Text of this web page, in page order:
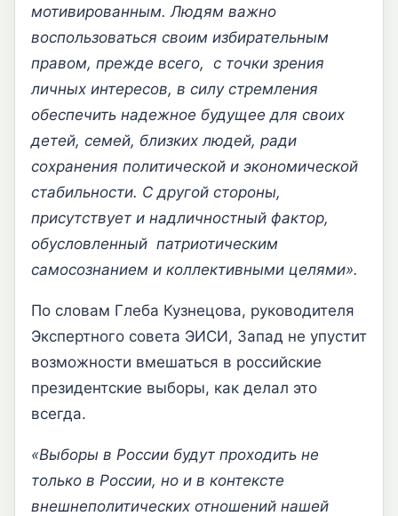
мотивированным. Людям важно
воспользоваться своим избирательным
правом, прежде всего, с точки зрения
личных интересов, в силу стремления
обеспечить надежное будущее для своих
детей, семей, близких людей, ради
сохранения политической и экономической
стабильности. С другой стороны,
присутствует и надличностный фактор,
обусловленный патриотическим
самосознанием и коллективными целями».
По словам Глеба Кузнецова, руководителя
Экспертного совета ЭИСИ, Запад не упустит
возможности вмешаться в российские
президентские выборы, как делал это
всегда.
«Выборы в России будут проходить не
только в России, но и в контексте
внешнеполитических отношений нашей